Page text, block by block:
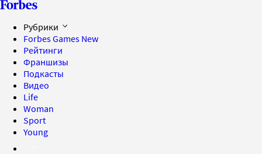
Рубрики
Forbes Games New
Рейтинги
Франшизы
Подкасты
Видео
Life
Woman
Sport
Young